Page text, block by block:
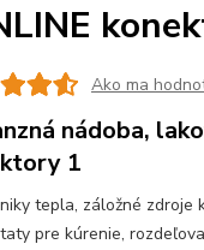
Ako ma
nádoba,
1
tepla, záložné zdroje
pre kúrenie,